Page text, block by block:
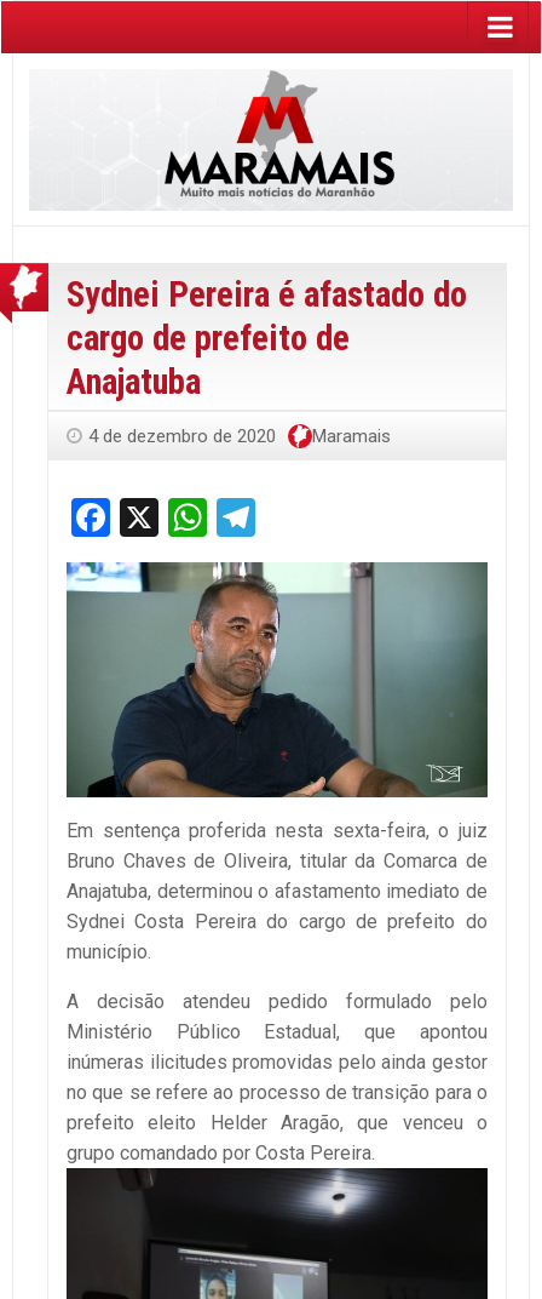
Sydnei Pereira é afastado do
cargo de prefeito de
Anajatuba
4 de dezembro de 2020 Maramais
Facebook
X WhatsApp
Em sentença proferida nesta sexta-feira, o juiz
Bruno Chaves de Oliveira, titular da Comarca de
Anajatuba, determinou o afastamento imediato de
Sydnei Costa Pereira do cargo de prefeito do
município.
A decisão atendeu pedido formulado pelo
Ministério Público Estadual, que apontou
inúmeras ilicitudes promovidas pelo ainda gestor
no que se refere ao processo de transição para o
prefeito eleito Helder Aragão, que venceu o
grupo comandado por Costa Pereira.